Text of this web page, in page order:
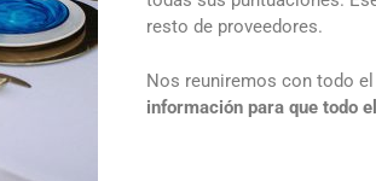
resto de proveedores.
Nos reuniremos con todo
información para que todo